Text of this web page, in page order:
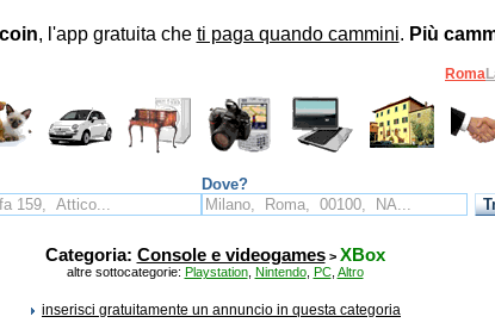
, l'app gratuita che ti paga quando cammini. Più
Roma
Dove?
Categoria: Console e videogames> XBox
altre sottocategorie: Playstation, Nintendo, PC, Altro
inserisci gratuitamente un annuncio in questa categoria